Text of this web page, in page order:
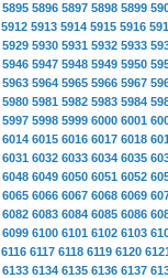
5895 5896 5897 5898 5899
5912 5913 5914 5915 5916
5929 5930 5931 5932 5933
5946 5947 5948 5949 5950
5963 5964 5965 5966 5967
5980 5981 5982 5983 5984
5997 5998 5999 6000 6001
6014 6015 6016 6017 6018
6031 6032 6033 6034 6035
6048 6049 6050 6051 6052
6065 6066 6067 6068 6069
6082 6083 6084 6085 6086
6099 6100 6101 6102 6103
6116 6117 6118 6119 6120
6133 6134 6135 6136 6137